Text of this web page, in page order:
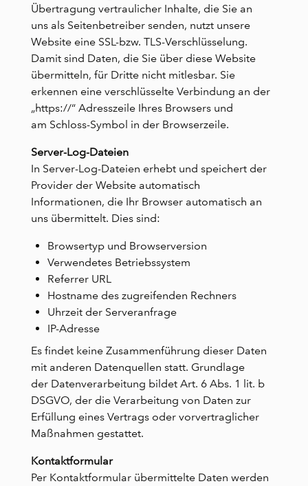
Übertragung vertraulicher Inhalte, die Sie an
uns als Seitenbetreiber senden, nutzt unsere
Website eine SSL-bzw. TLS-Verschlüsselung.
Damit sind Daten, die Sie über diese Website
übermitteln, für Dritte nicht mitlesbar. Sie
erkennen eine verschlüsselte Verbindung an der
„https://“ Adresszeile Ihres Browsers und
am Schloss-Symbol in der Browserzeile.
Server-Log-Dateien
In Server-Log-Dateien erhebt und speichert der
Provider der Website automatisch
Informationen, die Ihr Browser automatisch an
uns übermittelt. Dies sind:
Browsertyp und Browserversion
Verwendetes Betriebssystem
Referrer URL
Hostname des zugreifenden Rechners
Uhrzeit der Serveranfrage
IP-Adresse
Es findet keine Zusammenführung dieser Daten
mit anderen Datenquellen statt. Grundlage
der Datenverarbeitung bildet Art. 6 Abs. 1 lit. b
DSGVO, der die Verarbeitung von Daten zur
Erfüllung eines Vertrags oder vorvertraglicher
Maßnahmen gestattet.
Kontaktformular
Per Kontaktformular übermittelte Daten werden